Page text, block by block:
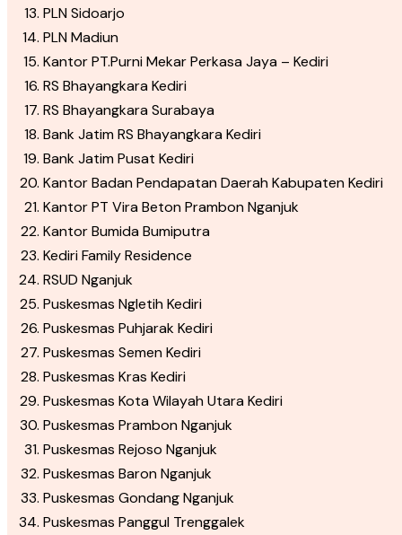
PLN Sidoarjo
PLN Madiun
Kantor PT.Purni Mekar Perkasa Jaya – Kediri
RS Bhayangkara Kediri
RS Bhayangkara Surabaya
Bank Jatim RS Bhayangkara Kediri
Bank Jatim Pusat Kediri
Kantor Badan Pendapatan Daerah Kabupaten Kediri
Kantor PT Vira Beton Prambon Nganjuk
Kantor Bumida Bumiputra
Kediri Family Residence
RSUD Nganjuk
Puskesmas Ngletih Kediri
Puskesmas Puhjarak Kediri
Puskesmas Semen Kediri
Puskesmas Kras Kediri
Puskesmas Kota Wilayah Utara Kediri
Puskesmas Prambon Nganjuk
Puskesmas Rejoso Nganjuk
Puskesmas Baron Nganjuk
Puskesmas Gondang Nganjuk
Puskesmas Panggul Trenggalek